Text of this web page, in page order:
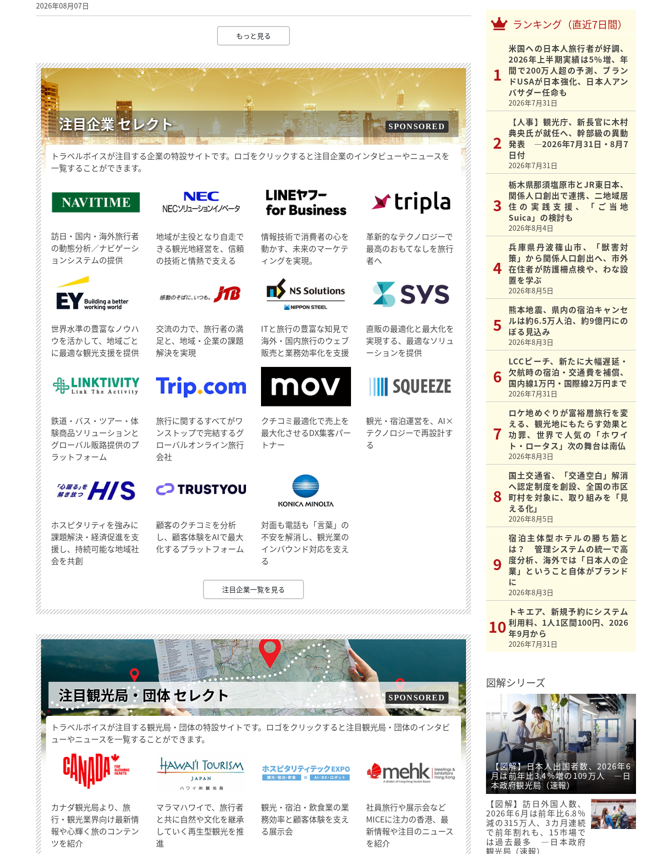
2026年08月07日
もっと見る
注目企業 セレクト SPONSORED
トラベルボイスが注目する企業の特設サイトです。ロゴをクリックすると注目企業のインタビューやニュースを
一覧することができます。
訪日・国内・海外旅行者
の動態分析／ナビゲーシ
ョンシステムの提供
地域が主役となり自走で
きる観光地経営を、信頼
の技術と情熱で支える
情報技術で消費者の心を
動かす、未来のマーケテ
ィングを実現。
革新的なテクノロジーで
最高のおもてなしを旅行
者へ
世界水準の豊富なノウハ
ウを活かして、地域ごと
に最適な観光支援を提供
交流の力で、旅行者の満
足と、地域・企業の課題
解決を実現
ITと旅行の豊富な知見で
海外・国内旅行のウェブ
販売と業務効率化を支援
直販の最適化と最大化を
実現する、最適なソリュ
ーションを提供
鉄道・バス・ツアー・体
験商品ソリューションと
グローバル販路提供のプ
ラットフォーム
旅行に関するすべてがワ
ンストップで完結するグ
ローバルオンライン旅行
会社
クチコミ最適化で売上を
最大化させるDX集客パー
トナー
観光・宿泊運営を、AI×
テクノロジーで再設計す
る
ホスピタリティを強みに
課題解決・経済促進を支
援し、持続可能な地域社
会を共創
顧客のクチコミを分析
し、顧客体験をAIで最大
化するプラットフォーム
対面も電話も「言葉」の
不安を解消し、観光業の
インバウンド対応を支え
る
注目企業一覧を見る
注目観光局・団体 セレクト SPONSORED
トラベルボイスが注目する観光局・団体の特設サイトです。ロゴをクリックすると注目観光局・団体のインタビ
ューやニュースを一覧することができます。
​カナダ観光局より、旅
行・観光業界向け最新情
報や心輝く旅のコンテン
ツを紹介
マラマハワイで、旅行者
と共に自然や文化を継承
していく再生型観光を推
進
観光・宿泊・飲食業の業
務効率と顧客体験を支え
る展示会
社員旅行や展示会など
MICEに注力の香港、最
新情報や注目のニュース
を紹介
ランキング（直近7日間）
米国への日本人旅行者が好調、
2026年上半期実績は5％増、年
間で200万人超の予測、ブラン
ドUSAが日本強化、日本人アン
バサダー任命も
2026年7月31日
【人事】観光庁、新長官に木村
典央氏が就任へ、幹部級の異動
発表 ―2026年7月31日・8月7
日付
2026年7月31日
栃木県那須塩原市とJR東日本、
関係人口創出で連携、二地域居
住の実践支援、「ご当地
Suica」の検討も
2026年8月4日
兵庫県丹波篠山市、「獣害対
策」から関係人口創出へ、市外
在住者が防護柵点検や、わな設
置を学ぶ
2026年8月5日
熊本地震、県内の宿泊キャンセ
ルは約6.5万人泊、約9億円にの
ぼる見込み
2026年8月3日
LCCピーチ、新たに大幅遅延・
欠航時の宿泊・交通費を補償、
国内線1万円・国際線2万円まで
2026年7月31日
ロケ地めぐりが富裕層旅行を変
える、観光地にもたらす効果と
功罪、世界で人気の「ホワイ
ト・ロータス」次の舞台は南仏
2026年8月3日
国土交通省、「交通空白」解消
へ認定制度を創設、全国の市区
町村を対象に、取り組みを「見
える化」
2026年8月5日
宿泊主体型ホテルの勝ち筋と
は？ 管理システムの統一で高
度分析、海外では「日本人の企
業」ということ自体がブランド
に
2026年8月3日
トキエア、新規予約にシステム
利用料、1人1区間100円、2026
年9月から
2026年7月31日
図解シリーズ
【図解】日本人出国者数、2026年6
月は前年比3.4％増の109万人 ―日
本政府観光局（速報）
【図解】訪日外国人数、
2026年6月は前年比6.8％
減の315万人、3カ月連続
で前年割れも、15市場で
は過去最多 ―日本政府
観光局（速報）